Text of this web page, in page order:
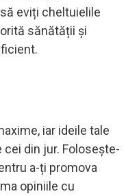
eviți cheltuielile
sănătății și
iar ideile tale
din jur. Folosește-
a-ți promova
opiniile cu